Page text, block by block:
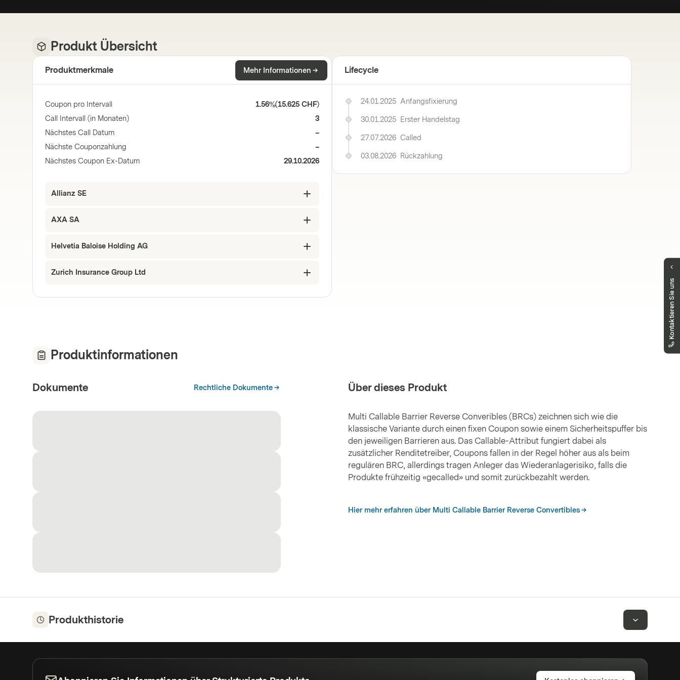
Produkt Übersicht
Produktmerkmale Mehr Informationen
Coupon pro Intervall 1.56%(15.625 CHF)
Call Intervall (in Monaten)
3
Nächstes Call Datum
–
Nächste Couponzahlung
–
Nächstes Coupon Ex-Datum
29.10.2026
Allianz SE
AXA SA
Helvetia Baloise Holding AG
Zurich Insurance Group Ltd
Lifecycle
24.01.2025 Anfangsfixierung
30.01.2025 Erster Handelstag
27.07.2026 Called
03.08.2026 Rückzahlung
Produktinformationen
Dokumente Rechtliche Dokumente Über dieses Produkt
Multi Callable Barrier Reverse Converibles (BRCs) zeichnen sich wie die
klassische Variante durch einen fixen Coupon sowie einem Sicherheitspuffer bis
den jeweiligen Barrieren aus. Das Callable-Attribut fungiert dabei als
zusätzlicher Renditetreiber, Coupons fallen in der Regel höher aus als beim
regulären BRC, allerdings tragen Anleger das Wiederanlagerisiko, falls die
Produkte frühzeitig «gecalled» und somit zurückbezahlt werden.
Hier mehr erfahren über Multi Callable Barrier Reverse Convertibles
Produkthistorie
Kontaktieren Sie uns